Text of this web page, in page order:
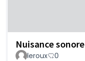
Nuisance sonore
leroux 0